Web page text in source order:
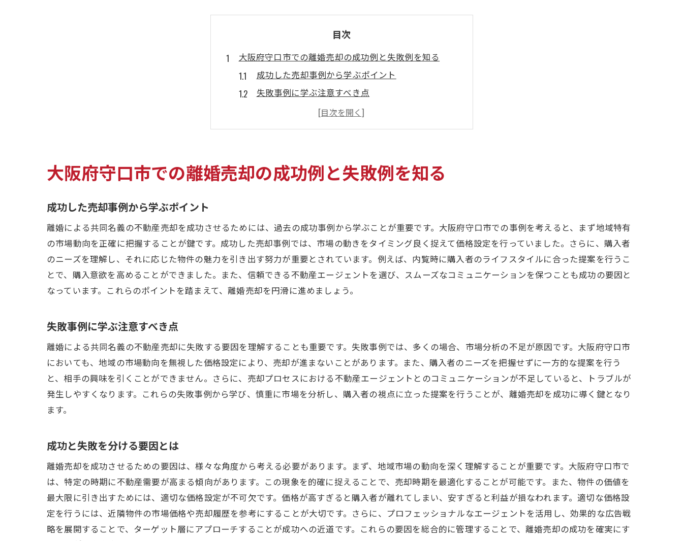
目次
大阪府守口市での離婚売却の成功例と失敗例を知る
成功した売却事例から学ぶポイント
失敗事例に学ぶ注意すべき点
成功と失敗を分ける要因とは
守口市での売却市場の特性
地域の不動産エージェントの活用法
離婚売却における共同名義不動産の注意点と対策
不動産価値を正確に評価する方法
売却前に行うべき財産分与の確認
共有者間の合意形成の重要性
専門家に相談する際のポイント
市場動向を踏まえた売却戦略
地元エージェントの活用によるメリット
購入者のニーズを理解する
価格設定の最適化方法
プロの交渉テクニックを活用する
感情に左右されないための心構え
第三者を交えた交渉の利点
合意形成のためのステップ
トラブルを未然に防ぐ方法
大阪府守口市での離婚売却の成功例と失敗例を知る
成功した売却事例から学ぶポイント
離婚による共同名義の不動産売却を成功させるためには、過去の成功事例から学ぶことが重要です。大阪府守口市での事例を考えると、まず地域特有
の市場動向を正確に把握することが鍵です。成功した売却事例では、市場の動きをタイミング良く捉えて価格設定を行っていました。さらに、購入者
のニーズを理解し、それに応じた物件の魅力を引き出す努力が重要とされています。例えば、内覧時に購入者のライフスタイルに合った提案を行うこ
とで、購入意欲を高めることができました。また、信頼できる不動産エージェントを選び、スムーズなコミュニケーションを保つことも成功の要因と
なっています。これらのポイントを踏まえて、離婚売却を円滑に進めましょう。
失敗事例に学ぶ注意すべき点
離婚による共同名義の不動産売却に失敗する要因を理解することも重要です。失敗事例では、多くの場合、市場分析の不足が原因です。大阪府守口市
においても、地域の市場動向を無視した価格設定により、売却が進まないことがあります。また、購入者のニーズを把握せずに一方的な提案を行う
と、相手の興味を引くことができません。さらに、売却プロセスにおける不動産エージェントとのコミュニケーションが不足していると、トラブルが
発生しやすくなります。これらの失敗事例から学び、慎重に市場を分析し、購入者の視点に立った提案を行うことが、離婚売却を成功に導く鍵となり
ます。
成功と失敗を分ける要因とは
離婚売却を成功させるための要因は、様々な角度から考える必要があります。まず、地域市場の動向を深く理解することが重要です。大阪府守口市で
は、特定の時期に不動産需要が高まる傾向があります。この現象を的確に捉えることで、売却時期を最適化することが可能です。また、物件の価値を
最大限に引き出すためには、適切な価格設定が不可欠です。価格が高すぎると購入者が離れてしまい、安すぎると利益が損なわれます。適切な価格設
定を行うには、近隣物件の市場価格や売却履歴を参考にすることが大切です。さらに、プロフェッショナルなエージェントを活用し、効果的な広告戦
略を展開することで、ターゲット層にアプローチすることが成功への近道です。これらの要因を総合的に管理することで、離婚売却の成功を確実にす